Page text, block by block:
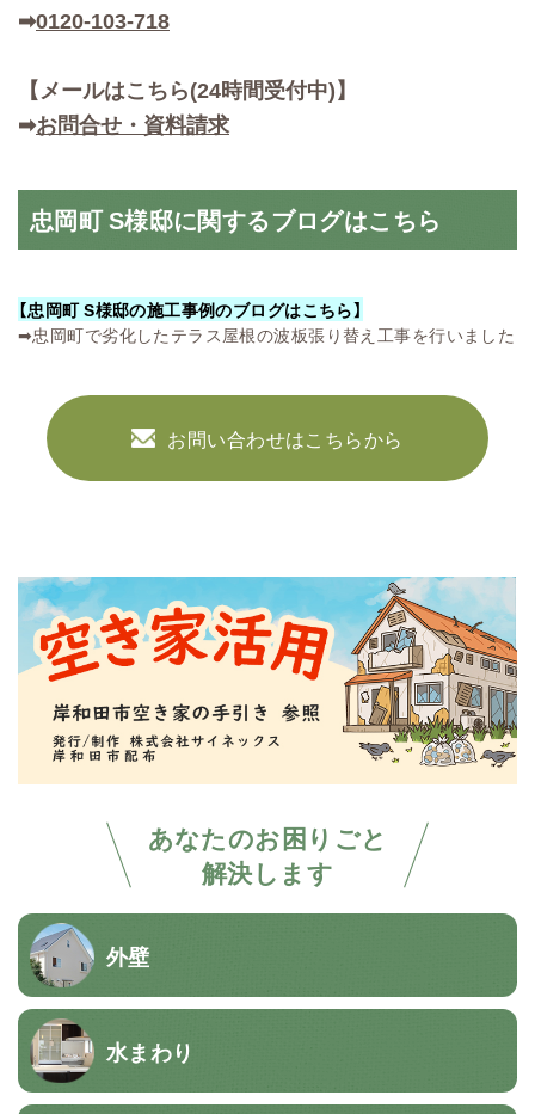
あなたのお困りごと
解決します
外壁
水まわり
➡0120-103-718
【メールはこちら(24時間受付中)】
➡お問合せ・資料請求
忠岡町 S様邸に関するブログはこちら
【忠岡町 S様邸の施工事例のブログはこちら】
➡忠岡町で劣化したテラス屋根の波板張り替え工事を行いました
お問い合わせはこちらから